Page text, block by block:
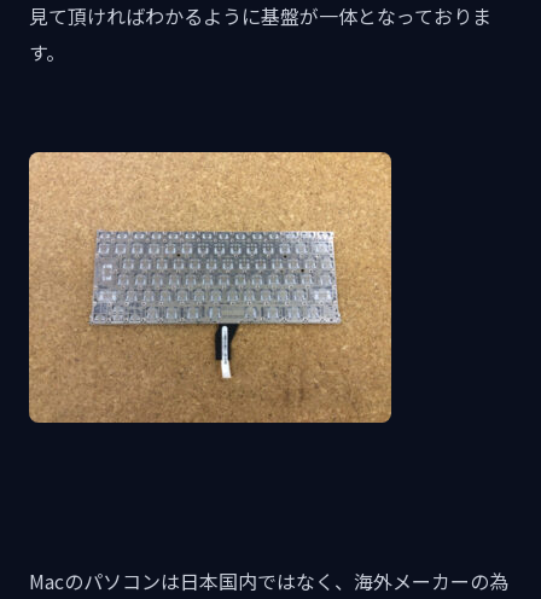
見て頂ければわかるように基盤が一体となっておりま
す。
Macのパソコンは日本国内ではなく、海外メーカーの為